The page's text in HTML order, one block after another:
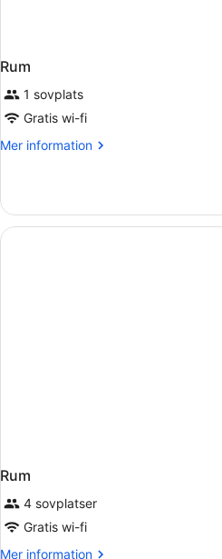
Rum
1 sovplats
Gratis wi-fi
Mer information
Mer
Rum
4 sovplatser
Gratis wi-fi
Mer information
Mer